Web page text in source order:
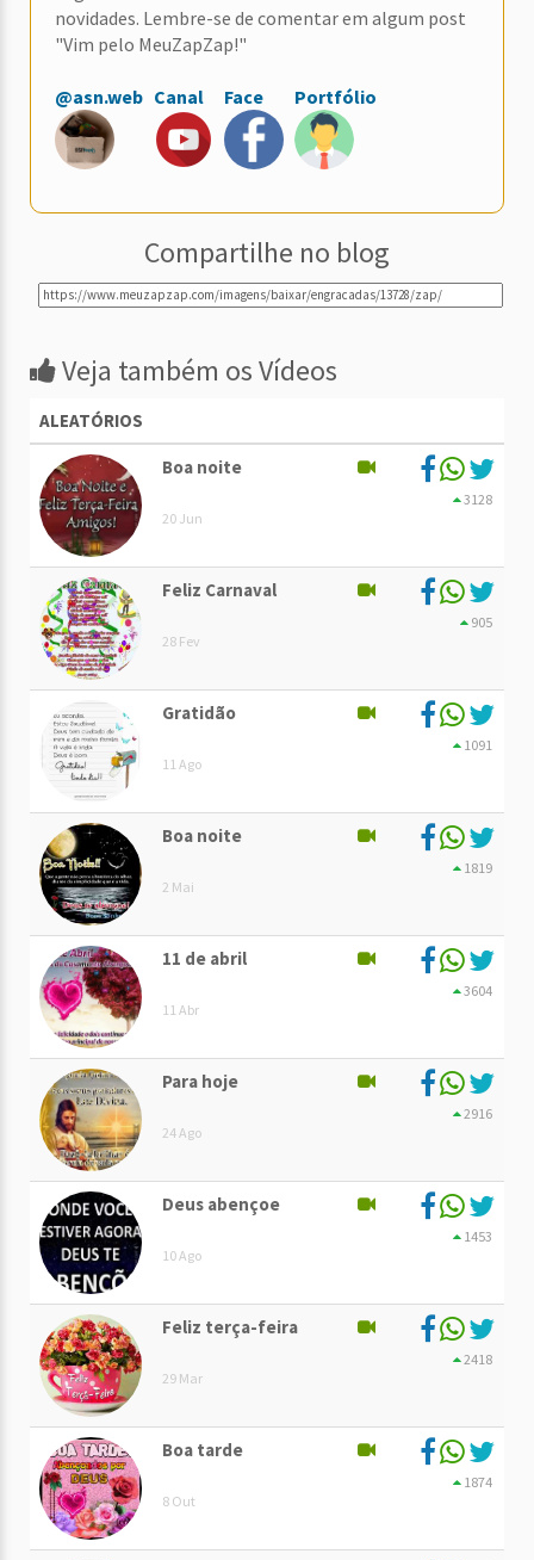
novidades. Lembre-se de comentar em algum post
"Vim pelo MeuZapZap!"
@asn.web Canal Face Portfólio
Compartilhe no blog
Veja também os Vídeos
ALEATÓRIOS
Boa noite
20 Jun
3128
Feliz Carnaval
28 Fev
905
Gratidão
11 Ago
1091
Boa noite
2 Mai
1819
11 de abril
11 Abr
3604
Para hoje
24 Ago
2916
Deus abençoe
10 Ago
1453
Feliz terça-feira
29 Mar
2418
Boa tarde
8 Out
1874